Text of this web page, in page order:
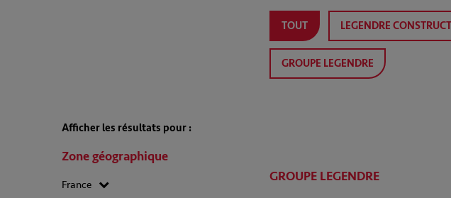
TOUT LEGENDRE
GROUPE LEGENDRE
GROUPE LEGENDRE
Afficher les résultats pour :
Zone géographique
France